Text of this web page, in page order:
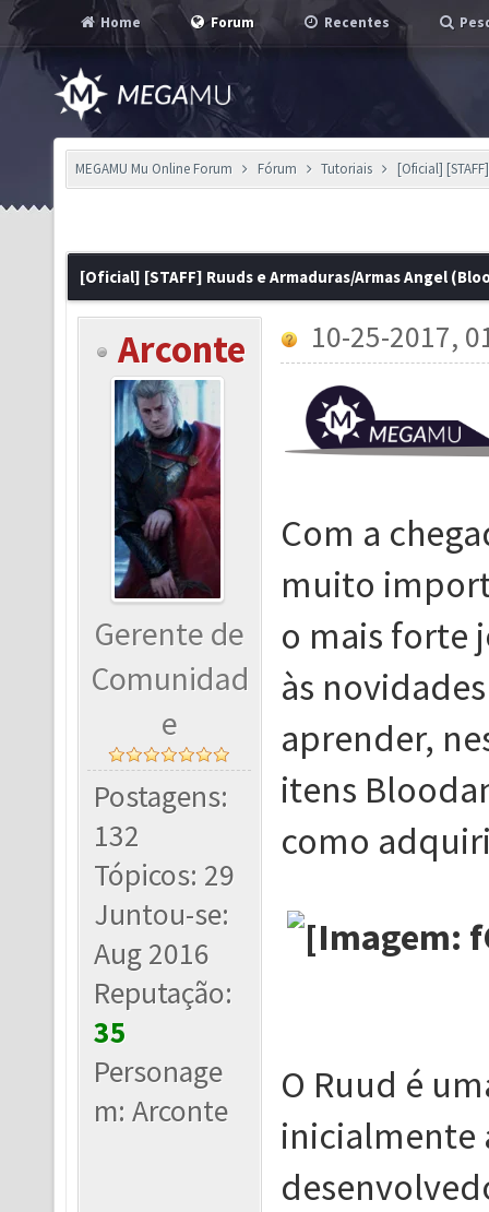
Home Forum Recentes
MEGAMU Mu Online Forum Fórum Tutoriais [Oficial]
[Oficial] [STAFF] Ruuds e Armaduras/Armas Angel
Arconte
Gerente de
Comunidad
e
Postagens:
132
Tópicos: 29
Juntou-se:
Aug 2016
Reputação:
35
Personage
m: Arconte
10-25-2017,
Com a
muito
o mais forte
às
aprender,
itens
como
O Ruud é
inicialmente